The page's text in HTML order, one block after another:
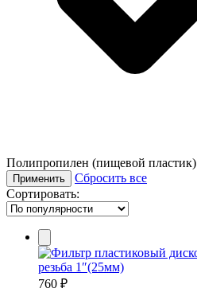
Полипропилен (пищевой пластик)
Применить
Сбросить все
Сортировать:
760 ₽